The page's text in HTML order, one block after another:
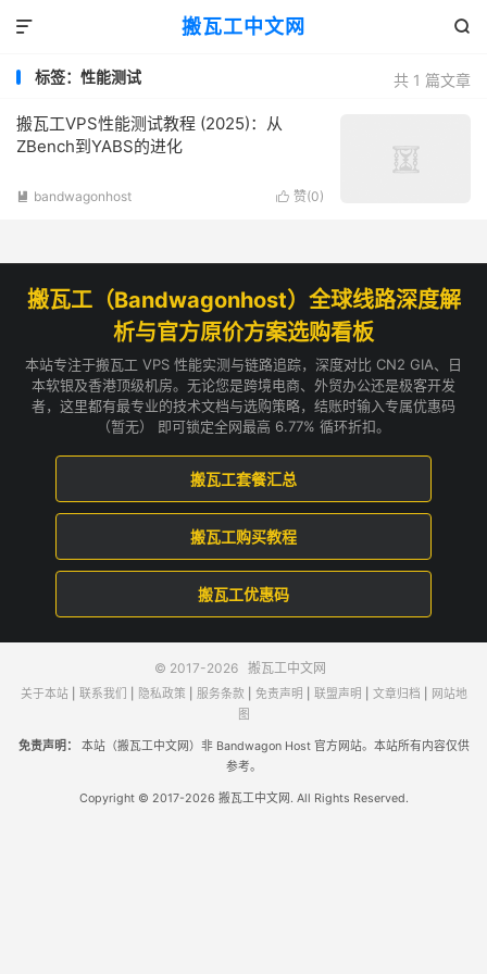
搬瓦工中文网 

共 1 篇文章
标签：性能测试
搬瓦工VPS性能测试教程 (2025)：从
ZBench到YABS的进化
 赞(0)
 bandwagonhost
搬瓦工（Bandwagonhost）全球线路深度解
析与官方原价方案选购看板
本站专注于搬瓦工 VPS 性能实测与链路追踪，深度对比 CN2 GIA、日
本软银及香港顶级机房。无论您是跨境电商、外贸办公还是极客开发
者，这里都有最专业的技术文档与选购策略，结账时输入专属优惠码
（暂无） 即可锁定全网最高 6.77% 循环折扣。
搬瓦工套餐汇总
搬瓦工购买教程
搬瓦工优惠码
© 2017-2026 搬瓦工中文网
关于本站| 联系我们 隐私政策 服务条款 免责声明 联盟声明 文章归档
网站地
图
免责声明：
本站（搬瓦工中文网）非 Bandwagon Host 官方网站。本站所有内容仅供
参考。
Copyright © 2017-2026 搬瓦工中文网. All Rights Reserved.